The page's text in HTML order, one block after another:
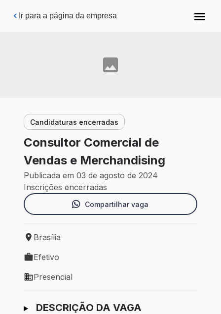
Pular para o conteúdo principal
Ir para a página da empresa
Candidaturas encerradas
Consultor Comercial de
Vendas e Merchandising
Publicada em 03 de agosto de 2024
Inscrições encerradas
Compartilhar vaga
Local de trabalho: Brasília
Brasília
Tipo de vaga: Efetivo
Efetivo
Modelo de trabalho: Presencial
Presencial
Ir para candidatura
DESCRIÇÃO DA VAGA